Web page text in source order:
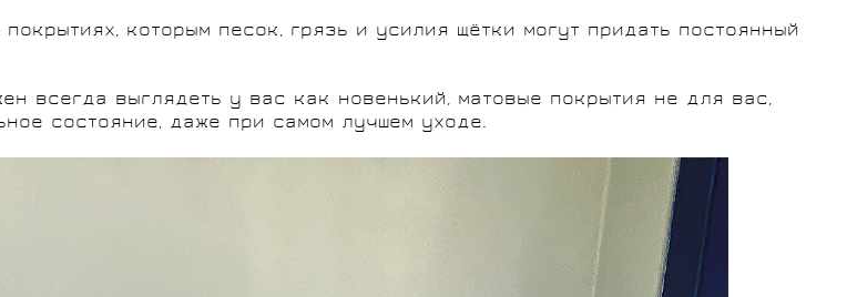
которым песок, грязь и усилия щётки могут придать постоянный
всегда выглядеть у вас как новенький, матовые покрытия не для вас,
состояние, даже при самом лучшем уходе.